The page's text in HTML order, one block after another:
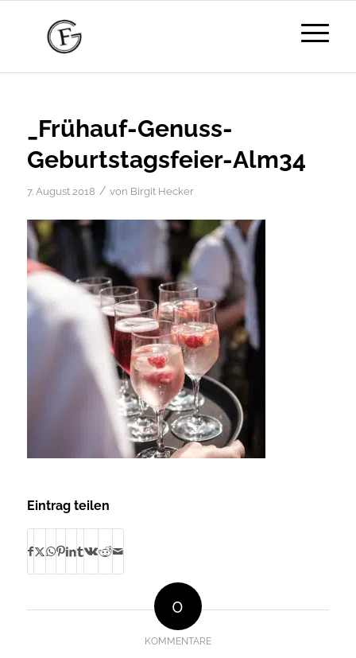
_Frühauf-Genuss-
Geburtstagsfeier-Alm34
7. August 2018 / von Birgit Hecker
Eintrag teilen
0
KOMMENTARE